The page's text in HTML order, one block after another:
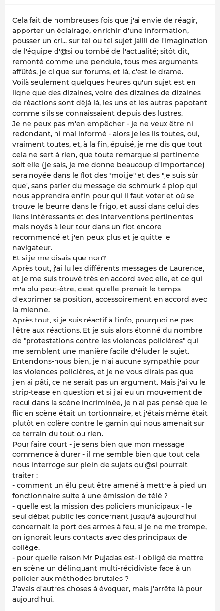
Cela fait de nombreuses fois que j'ai envie de réagir,
apporter un éclairage, enrichir d'une information,
pousser un cri... sur tel ou tel sujet jailli de l'imagination
de l'équipe d'@si ou tombé de l'actualité; sitôt dit,
remonté comme une pendule, tous mes arguments
affûtés, je clique sur forums, et là, c'est le drame.
Voilà seulement quelques heures qu'un sujet est en
ligne que des dizaines, voire des dizaines de dizaines
de réactions sont déjà là, les uns et les autres papotant
comme s'ils se connaissaient depuis des lustres.
Je ne peux pas m'en empêcher - je ne veux être ni
redondant, ni mal informé - alors je les lis toutes, oui,
vraiment toutes, et, à la fin, épuisé, je me dis que tout
cela ne sert à rien, que toute remarque si pertinente
soit elle (je sais, je me donne beaucoup d'importance)
sera noyée dans le flot des "moi,je" et des "je suis sûr
que", sans parler du message de schmurk à plop qui
nous apprendra enfin pour qui il faut voter et où se
trouve le beurre dans le frigo, et aussi dans celui des
liens intéressants et des interventions pertinentes
mais noyés à leur tour dans un flot encore
recommencé et j'en peux plus et je quitte le
navigateur.
Et si je me disais que non?
Après tout, j'ai lu les différents messages de Laurence,
et je me suis trouvé très en accord avec elle, et ce qui
m'a plu peut-être, c'est qu'elle prenait le temps
d'exprimer sa position, accessoirement en accord avec
la mienne.
Après tout, si je suis réactif à l'info, pourquoi ne pas
l'être aux réactions. Et je suis alors étonné du nombre
de "protestations contre les violences policières" qui
me semblent une manière facile d'éluder le sujet.
Entendons-nous bien, je n'ai aucune sympathie pour
les violences policières, et je ne vous dirais pas que
j'en ai pâti, ce ne serait pas un argument. Mais j'ai vu le
strip-tease en question et si j'ai eu un mouvement de
recul dans la scène incriminée, je n'ai pas pensé que le
flic en scène était un tortionnaire, et j'étais même était
plutôt en colère contre le gamin qui nous amenait sur
ce terrain du tout ou rien.
Pour faire court - je sens bien que mon message
commence à durer - il me semble bien que tout cela
nous interroge sur plein de sujets qu'@si pourrait
traiter :
- comment un élu peut être amené à mettre à pied un
fonctionnaire suite à une émission de télé ?
- quelle est la mission des policiers municipaux - le
seul débat public les concernant jusqu'à aujourd'hui
concernait le port des armes à feu, si je ne me trompe,
on ignorait leurs contacts avec des principaux de
collège.
- pour quelle raison Mr Pujadas est-il obligé de mettre
en scène un délinquant multi-récidiviste face à un
policier aux méthodes brutales ?
J'avais d'autres choses à évoquer, mais j'arrête là pour
aujourd'hui.